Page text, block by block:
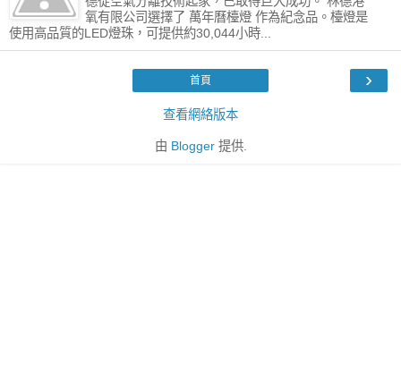
氧有限公司選擇了 萬年曆檯燈 作為紀念品。檯燈是
使用高品質的LED燈珠，可提供約30,044小時...
›
首頁
查看網絡版本
由 Blogger提供.